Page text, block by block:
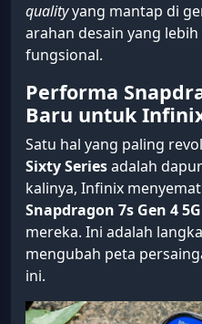
qualityyang mantap di
arahan desain yang
fungsional.
Performa
Baru untuk
Satu hal yang paling
Sixty Seriesadalah
kalinya, Infinix
Snapdragon 7s Gen 4 5G
mereka. Ini adalah
mengubah peta
ini.